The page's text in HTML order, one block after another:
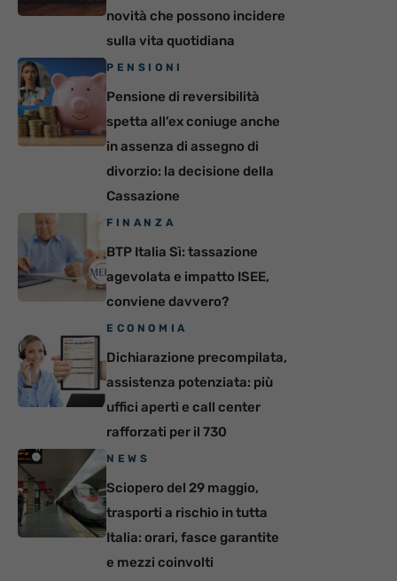
novità che possono incidere
sulla vita quotidiana
PENSIONI
Pensione di reversibilità
spetta all’ex coniuge anche
in assenza di assegno di
divorzio: la decisione della
Cassazione
FINANZA
BTP Italia Sì: tassazione
agevolata e impatto ISEE,
conviene davvero?
ECONOMIA
Dichiarazione precompilata,
assistenza potenziata: più
uffici aperti e call center
rafforzati per il 730
NEWS
Sciopero del 29 maggio,
trasporti a rischio in tutta
Italia: orari, fasce garantite
e mezzi coinvolti